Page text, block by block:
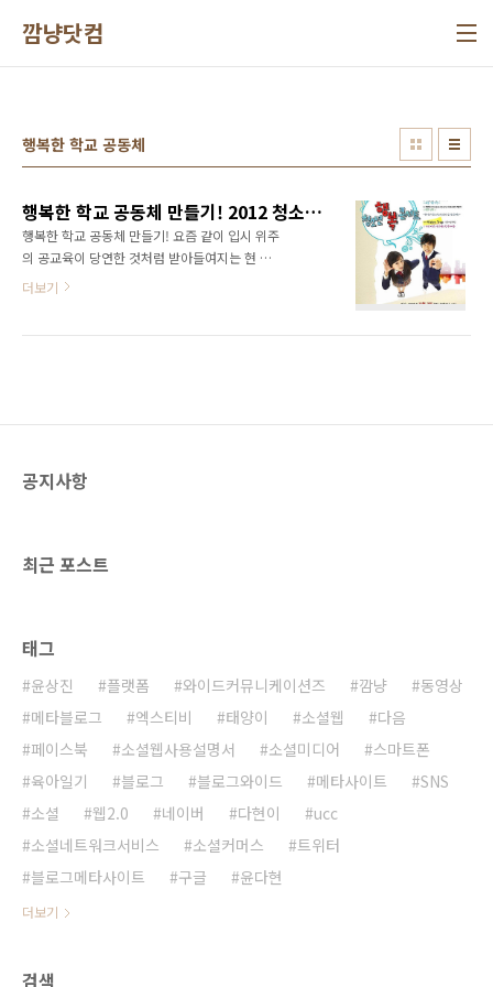
깜냥닷컴
행복한 학교 공동체
행복한 학교 공동체 만들기! 2012 청소년 행복 콘서트가 11월 3일 개최됩니다!
행복한 학교 공동체 만들기! 요즘 같이 입시 위주
의 공교육이 당연한 것처럼 받아들여지는 현 교
육 현실에서 봤을 때 를 만들기란 참 어려운 일인
되면 세상도 바꿀 수 있지 않을까요? 11월 3일,
더보기
공지사항
최근 포스트
태그
윤상진 플랫폼 와이드커뮤니케이션즈 깜냥
동영상
메타블로그
엑스티비 태양이 소셜웹
다음
페이스북
소셜웹사용설명서 소셜미디어
스마트폰
육아일기
블로그 블로그와이드 메타사이트
SNS
소셜
웹2.0 네이버 다현이
ucc
소셜네트워크서비스
소셜커머스
트위터
블로그메타사이트
구글 윤다현
더보기
검색